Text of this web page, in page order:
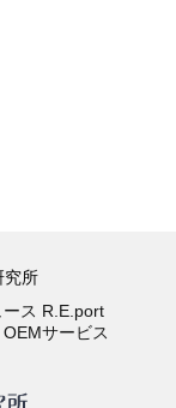
究所
ス R.E.port
OEMサービス